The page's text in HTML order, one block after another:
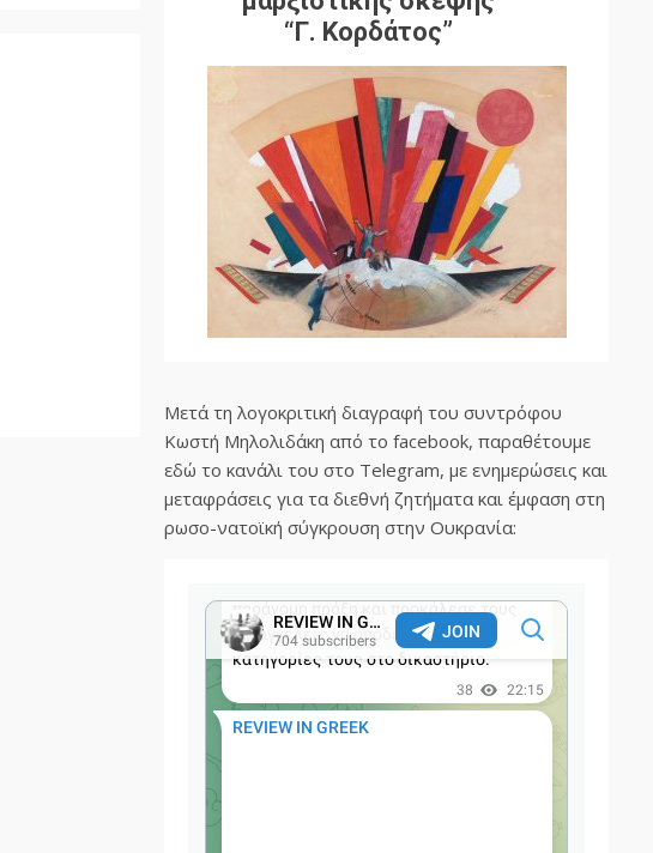
“Γ. Κορδάτος”
Μετά τη λογοκριτική διαγραφή του συντρόφου
Κωστή Μηλολιδάκη από το facebook, παραθέτουμε
εδώ το κανάλι του στο Telegram, με ενημερώσεις και
μεταφράσεις για τα διεθνή ζητήματα και έμφαση στη
ρωσο-νατοϊκή σύγκρουση στην Ουκρανία: